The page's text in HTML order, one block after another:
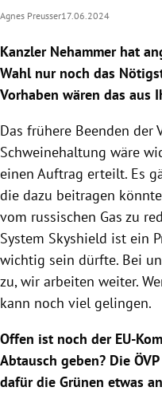
Agnes Preusser17.06.2024
Kanzler Nehammer hat
Wahl nur noch das
Vorhaben wären das aus
Das frühere Beenden
Schweinehaltung wäre
einen Auftrag erteilt. Es
die dazu beitragen
vom russischen Gas zu
System Skyshield ist ein
wichtig sein dürfte. Bei
zu, wir arbeiten weiter.
kann noch viel gelingen.
Offen ist noch der EU-
Abtausch geben? Die
dafür die Grünen etwas